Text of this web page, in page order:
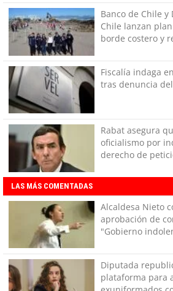
Banco de Chile y
Chile lanzan
borde costero y
Coquimbo
Fiscalía indaga
tras denuncia
Rabat asegura
oficialismo por
derecho de
LAS MÁS COMENTADAS
Alcaldesa Nieto
aprobación de
"Gobierno
Diputada
plataforma para